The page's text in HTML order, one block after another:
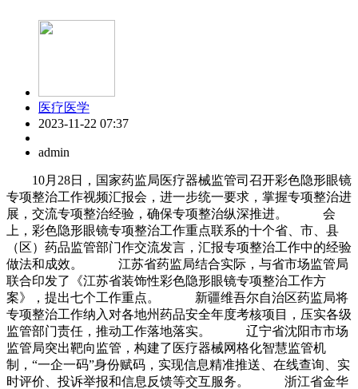
医疗医学
2023-11-22 07:37
admin
10月28日，国家药监局医疗器械监管司召开彩色隐形眼镜
专项整治工作视频汇报会，进一步统一要求，掌握专项整治进
展，交流专项整治经验，确保专项整治纵深推进。 会
上，彩色隐形眼镜专项整治工作重点联系的十个省、市、县
（区）药品监管部门作交流发言，汇报专项整治工作中的经验
做法和成效。 江苏省药监局结合实际，与省市场监管局
联合印发了《江苏省装饰性彩色隐形眼镜专项整治工作方
案》，提出七个工作重点。 新疆维吾尔自治区药监局将
专项整治工作纳入对各地州药品安全年度考核项目，压实各级
监管部门责任，推动工作落地落实。 辽宁省沈阳市市场
监管局突出靶向监管，构建了医疗器械网格化智慧监管机
制，“一企一码”身份赋码，实现信息精准推送、在线查询、实
时评价、投诉举报和信息反馈等交互服务。 浙江省金华